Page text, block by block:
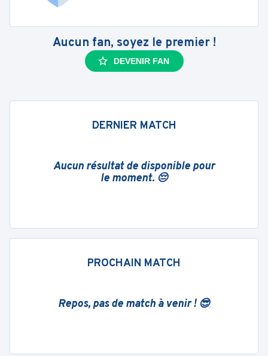
Aucun fan, soyez le premier !
DEVENIR FAN
DERNIER MATCH
Aucun résultat de disponible pour
le moment. 😔
PROCHAIN MATCH
Repos, pas de match à venir ! 😎